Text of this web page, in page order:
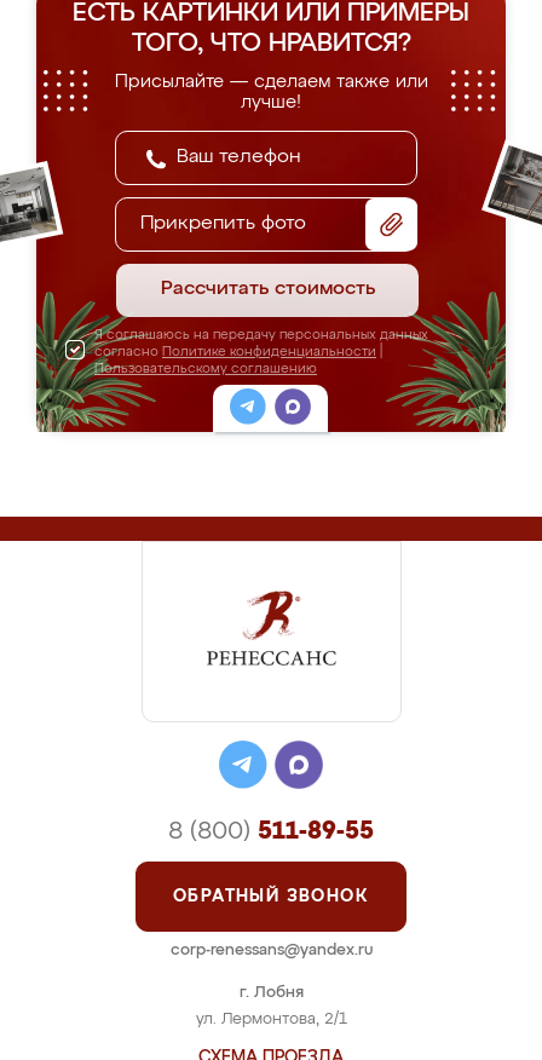
ЕСТЬ КАРТИНКИ ИЛИ ПРИМЕРЫ
ТОГО, ЧТО НРАВИТСЯ?
Присылайте — сделаем также или
лучше!
Прикрепить фото
Рассчитать стоимость
Я соглашаюсь на передачу персональных данных
согласно Политике конфиденциальности
Пользовательскому соглашению
г. Лобня
ул. Лермонтова, 2/1
8 (800) 511-89-55
ОБРАТНЫЙ ЗВОНОК
corp-renessans@yandex.ru